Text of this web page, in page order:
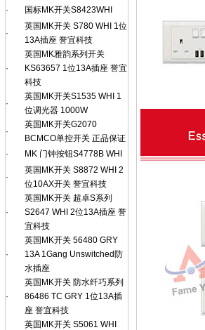
·
国标MK开关S8423WHI
·
英国MK开关 S780 WHI 1位
13A插座 誉宜科技
·
英国MK雅韵系列开关
KS63657 1位13A插座 誉宜
科技
·
英国MK开关S1535 WHI 1
位调光器 1000W
·
英国MK开关G2070
BCMCO单控开关 正品保证
·
MK 门钟按钮S4778B WHI
·
英国MK开关 S8872 WHI 2
位10AX开关 誉宜科技
·
英国MK开关 超卓S系列
S2647 WHI 2位13A插座 誉
宜科技
·
英国MK开关 56480 GRY
13A 1Gang Unswitched防
水插座
·
英国MK开关 防水纤巧系列
86486 TC GRY 1位13A插
座 誉宜科技
英国MK开关 S5061 WHI